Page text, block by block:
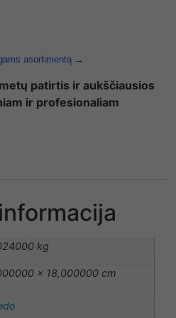
asortimentą →
patirtis ir aukščiausios
ir profesionaliam
kg
× 18,000000 cm